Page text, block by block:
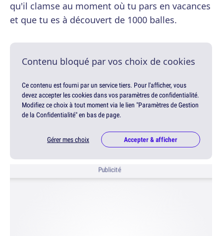
qu'il clamse au moment où tu pars en vacances
et que tu es à découvert de 1000 balles.
Contenu bloqué par vos choix de cookies
Ce contenu est fourni par un service tiers. Pour l'afficher, vous
devez accepter les cookies dans vos paramètres de confidentialité.
Modifiez ce choix à tout moment via le lien "Paramètres de Gestion
de la Confidentialité" en bas de page.
Gérer mes choix Accepter & afficher
Publicité